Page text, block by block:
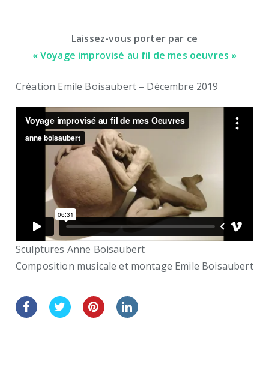
Laissez-vous porter par ce
« Voyage improvisé au fil de mes oeuvres »
Création Emile Boisaubert – Décembre 2019
Sculptures Anne Boisaubert
Composition musicale et montage Emile Boisaubert